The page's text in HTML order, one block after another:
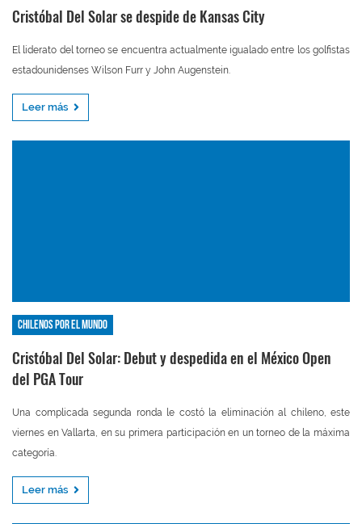
Cristóbal Del Solar se despide de Kansas City
El liderato del torneo se encuentra actualmente igualado entre los golfistas
estadounidenses Wilson Furr y John Augenstein.
Leer más
Chilenos por el mundo
Cristóbal Del Solar: Debut y despedida en el México Open
del PGA Tour
Una complicada segunda ronda le costó la eliminación al chileno, este
viernes en Vallarta, en su primera participación en un torneo de la máxima
categoría.
Leer más